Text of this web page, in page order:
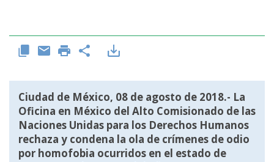
Ciudad de México, 08 de agosto de 2018.- La
Oficina en México del Alto Comisionado de las
Naciones Unidas para los Derechos Humanos
rechaza y condena la ola de crímenes de odio
por homofobia ocurridos en el estado de